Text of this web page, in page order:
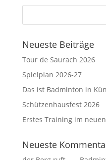
Neueste Beiträge
Tour de Saurach 2026
Spielplan 2026-27
Das ist Badminton in
Schützenhausfest 2026
Erstes Training im
Neueste